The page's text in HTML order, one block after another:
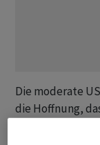
Die moderate
die Hoffnung,